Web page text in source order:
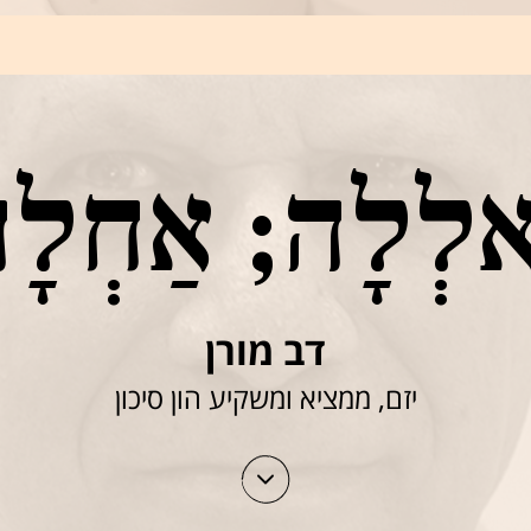
דב מורן
יזם, ממציא ומשקיע הון סיכון